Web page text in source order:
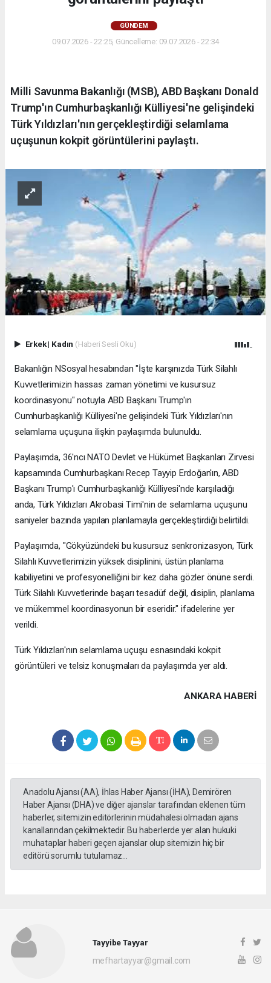
GÜNDEM
09.07.2026 - 22:25, Güncelleme: 09.07.2026 - 22:34
Milli Savunma Bakanlığı (MSB), ABD Başkanı Donald
Trump'ın Cumhurbaşkanlığı Külliyesi'ne gelişindeki
Türk Yıldızları'nın gerçekleştirdiği selamlama
uçuşunun kokpit görüntülerini paylaştı.
Erkek| Kadın (Haberi Sesli Oku)
Bakanlığın NSosyal hesabından "İşte karşınızda Türk Silahlı
Kuvvetlerimizin hassas zaman yönetimi ve kusursuz
koordinasyonu" notuyla ABD Başkanı Trump'ın
Cumhurbaşkanlığı Külliyesi'ne gelişindeki Türk Yıldızları'nın
selamlama uçuşuna ilişkin paylaşımda bulunuldu.
Paylaşımda, 36'ncı NATO Devlet ve Hükümet Başkanları Zirvesi
kapsamında Cumhurbaşkanı Recep Tayyip Erdoğan'ın, ABD
Başkanı Trump'ı Cumhurbaşkanlığı Külliyesi'nde karşıladığı
anda, Türk Yıldızları Akrobasi Timi'nin de selamlama uçuşunu
saniyeler bazında yapılan planlamayla gerçekleştirdiği belirtildi.
Paylaşımda, "Gökyüzündeki bu kusursuz senkronizasyon, Türk
Silahlı Kuvvetlerimizin yüksek disiplinini, üstün planlama
kabiliyetini ve profesyonelliğini bir kez daha gözler önüne serdi.
Türk Silahlı Kuvvetlerinde başarı tesadüf değil, disiplin, planlama
ve mükemmel koordinasyonun bir eseridir." ifadelerine yer
verildi.
Türk Yıldızları'nın selamlama uçuşu esnasındaki kokpit
görüntüleri ve telsiz konuşmaları da paylaşımda yer aldı.
ANKARA HABERİ
Anadolu Ajansı (AA), İhlas Haber Ajansı (İHA), Demirören
Haber Ajansı (DHA) ve diğer ajanslar tarafından eklenen tüm
haberler, sitemizin editörlerinin müdahalesi olmadan ajans
kanallarından çekilmektedir. Bu haberlerde yer alan hukuki
muhataplar haberi geçen ajanslar olup sitemizin hiç bir
editörü sorumlu tutulamaz...
Tayyibe Tayyar
mefhartayyar@gmail.com